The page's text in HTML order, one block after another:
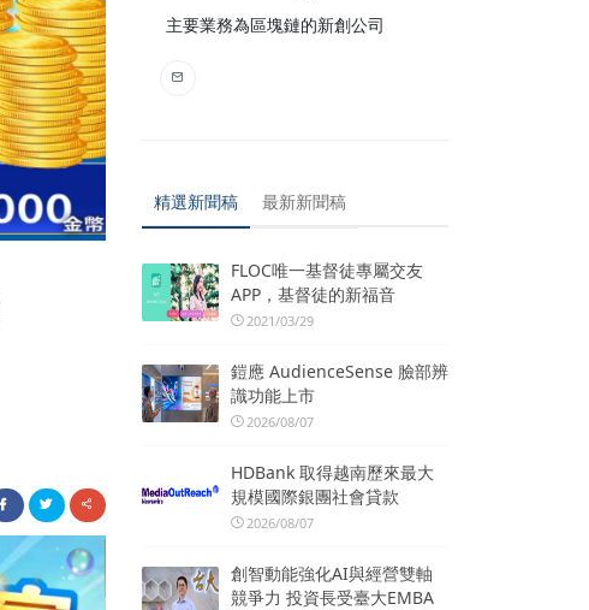
主要業務為區塊鏈的新創公司
精選新聞稿 最新新聞稿
FLOC唯一基督徒專屬交友
APP，基督徒的新福音
2021/03/29
鎧應 AudienceSense 臉部辨
識功能上市
2026/08/07
HDBank 取得越南歷來最大
規模國際銀團社會貸款
2026/08/07
創智動能強化AI與經營雙軸
競爭力 投資長受臺大EMBA